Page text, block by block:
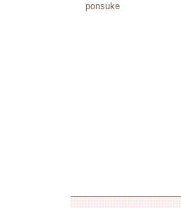
ponsuke